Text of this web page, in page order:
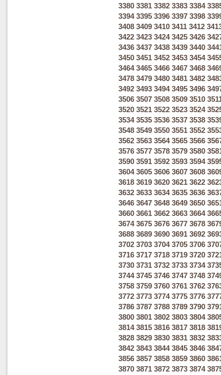
3380 3381 3382 3383 3384
3394 3395 3396 3397 3398
3408 3409 3410 3411 3412
3422 3423 3424 3425 3426
3436 3437 3438 3439 3440
3450 3451 3452 3453 3454
3464 3465 3466 3467 3468
3478 3479 3480 3481 3482
3492 3493 3494 3495 3496
3506 3507 3508 3509 3510
3520 3521 3522 3523 3524
3534 3535 3536 3537 3538
3548 3549 3550 3551 3552
3562 3563 3564 3565 3566
3576 3577 3578 3579 3580
3590 3591 3592 3593 3594
3604 3605 3606 3607 3608
3618 3619 3620 3621 3622
3632 3633 3634 3635 3636
3646 3647 3648 3649 3650
3660 3661 3662 3663 3664
3674 3675 3676 3677 3678
3688 3689 3690 3691 3692
3702 3703 3704 3705 3706
3716 3717 3718 3719 3720
3730 3731 3732 3733 3734
3744 3745 3746 3747 3748
3758 3759 3760 3761 3762
3772 3773 3774 3775 3776
3786 3787 3788 3789 3790
3800 3801 3802 3803 3804
3814 3815 3816 3817 3818
3828 3829 3830 3831 3832
3842 3843 3844 3845 3846
3856 3857 3858 3859 3860
3870 3871 3872 3873 3874